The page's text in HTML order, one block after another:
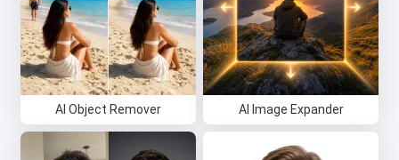
AI Object Remover AI Image Expander